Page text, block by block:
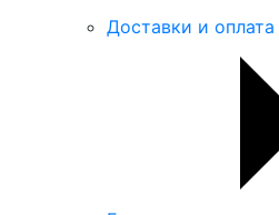
Доставки и оплата